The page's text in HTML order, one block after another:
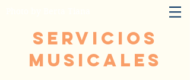
servicios
musicales